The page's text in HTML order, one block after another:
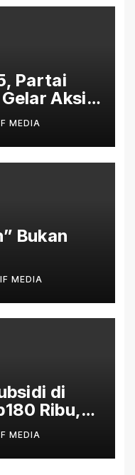
Partai
Aksi
Lewat
Langit
MEDIA
Bukan
MEDIA
di
Ribu,
MEDIA